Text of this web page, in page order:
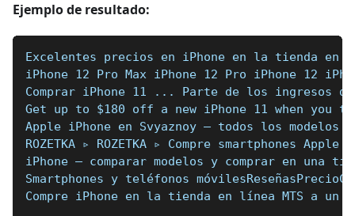
Ejemplo de resultado:
Excelentes precios en iPhone en la tienda en
iPhone 12 Pro Max iPhone 12 Pro iPhone 12
Comprar iPhone 11 ... Parte de los ingresos
Get up to $180 off a new iPhone 11 when
Apple iPhone en Svyaznoy — todos los
ROZETKA ▹ ROZETKA ▹ Compre smartphones
iPhone — comparar modelos y comprar en una
Smartphones y teléfonos
Compre iPhone en la tienda en línea MTS a